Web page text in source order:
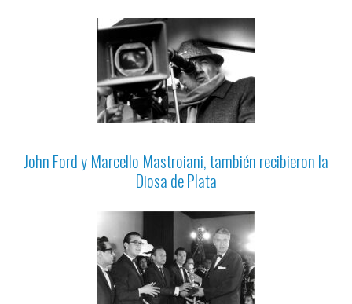
John Ford y Marcello Mastroiani, también recibieron la
Diosa de Plata